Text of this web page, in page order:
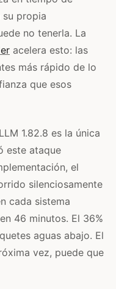
su propia
no tenerla. La
acelera esto: las
más rápido de lo
que esos
1.82.8 es la única
este ataque
el
silenciosamente
cada sistema
46 minutos. El 36%
aguas abajo. El
vez, puede que